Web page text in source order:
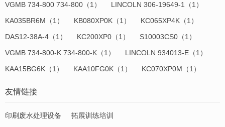
VGMB 734-800 734-800（1）
LINCOLN 306-19649-1（1）
KA035BR6M（1）
KB080XP0K（1）
KC065XP4K（1）
DAS12-38A-4（1）
KC200XP0（1）
S10003CS0（1）
VGMB 734-800-K 734-800-K（1）
LINCOLN 934013-E（1）
KAA15BG6K（1）
KAA10FG0K（1） KC070XP0M（1）
友情链接
印刷废水处理设备 拓展训练培训